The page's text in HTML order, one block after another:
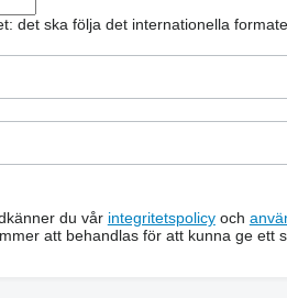
det ska följa det internationella
du vår integritetspolicyoch
att behandlas för att kunna ge ett